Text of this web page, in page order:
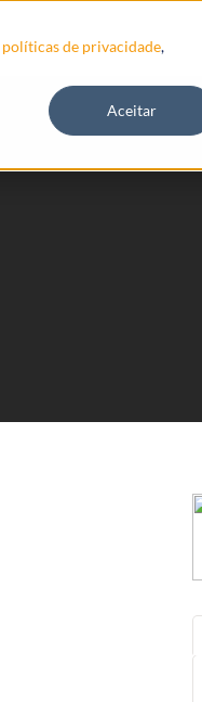
políticas de privacidade,
Aceitar